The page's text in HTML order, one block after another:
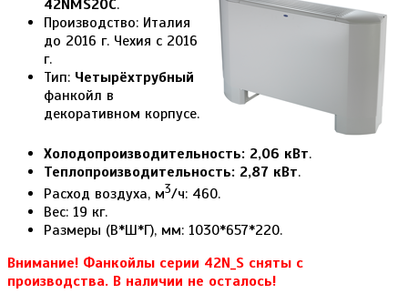
42NMS20C.
Производство: Италия
до 2016 г. Чехия с 2016
г.
Тип: Четырёхтрубный
фанкойл в
декоративном корпусе.
Холодопроизводительность: 2,06 кВт.
Теплопроизводительность: 2,87 кВт.
Расход воздуха, м3/ч: 460.
Вес: 19 кг.
Размеры (В*Ш*Г), мм: 1030*657*220.
Внимание! Фанкойлы серии 42N_S сняты с
производства. В наличии не осталось!